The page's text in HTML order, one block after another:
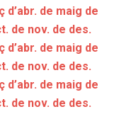
d’abr. de maig de
de nov. de des.
d’abr. de maig de
de nov. de des.
d’abr. de maig de
de nov. de des.